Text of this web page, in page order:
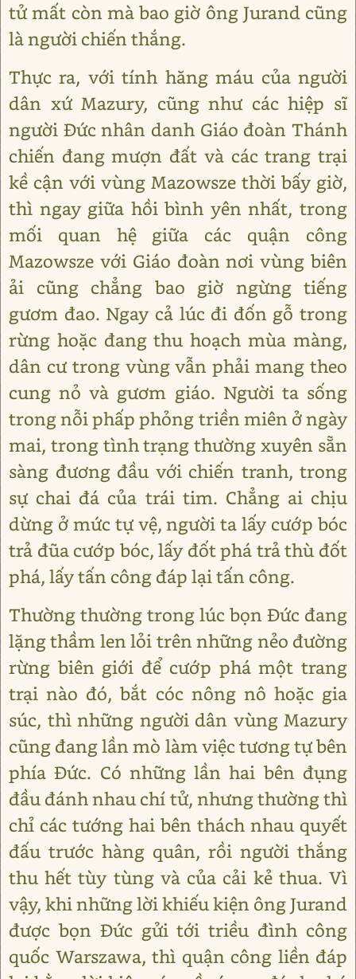
tử mất còn mà bao giờ ông Jurand cũng
là người chiến thắng.
Thực ra, với tính hăng máu của người
dân xứ Mazury, cũng như các hiệp sĩ
người Đức nhân danh Giáo đoàn Thánh
chiến đang mượn đất và các trang trại
kề cận với vùng Mazowsze thời bấy giờ,
thì ngay giữa hồi bình yên nhất, trong
mối quan hệ giữa các quận công
Mazowsze với Giáo đoàn nơi vùng biên
ải cũng chẳng bao giờ ngừng tiếng
gươm đao. Ngay cả lúc đi đốn gỗ trong
rừng hoặc đang thu hoạch mùa màng,
dân cư trong vùng vẫn phải mang theo
cung nỏ và gươm giáo. Người ta sống
trong nỗi phấp phỏng triền miên ở ngày
mai, trong tình trạng thường xuyên sẵn
sàng đương đầu với chiến tranh, trong
sự chai đá của trái tim. Chẳng ai chịu
dừng ở mức tự vệ, người ta lấy cướp bóc
trả đũa cướp bóc, lấy đốt phá trả thù đốt
phá, lấy tấn công đáp lại tấn công.
Thường thường trong lúc bọn Đức đang
lặng thầm len lỏi trên những nẻo đường
rừng biên giới để cướp phá một trang
trại nào đó, bắt cóc nông nô hoặc gia
súc, thì những người dân vùng Mazury
cũng đang lần mò làm việc tương tự bên
phía Đức. Có những lần hai bên đụng
đầu đánh nhau chí tử, nhưng thường thì
chỉ các tướng hai bên thách nhau quyết
đấu trước hàng quân, rồi người thắng
thu hết tùy tùng và của cải kẻ thua. Vì
vậy, khi những lời khiếu kiện ông Jurand
được bọn Đức gửi tới triều đình công
quốc Warszawa, thì quận công liền đáp